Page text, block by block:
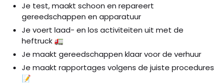
Je test, maakt schoon en repareert
gereedschappen en apparatuur
Je voert laad- en los activiteiten uit met de
heftruck 🚛
Je maakt gereedschappen klaar voor de verhuur
Je maakt rapportages volgens de juiste procedures
📝